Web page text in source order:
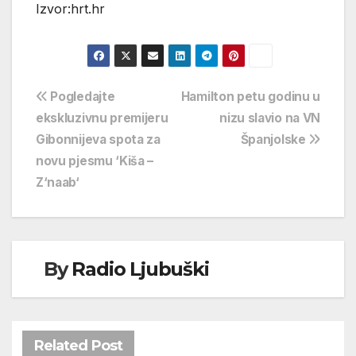
Izvor:hrt.hr
Navigacija
objava
Hamilton petu godinu u
nizu slavio na VN
Španjolske
Pogledajte
ekskluzivnu premijeru
Gibonnijeva spota za
novu pjesmu ‘Kiša –
Z‘naab‘
ByRadio Ljubuški
Related Post